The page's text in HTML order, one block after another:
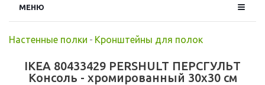
МЕНЮ
Настенные полки - Кронштейны для полок
IKEA 80433429 PERSHULT ПЕРСГУЛЬТ
Консоль - хромированный 30x30 см